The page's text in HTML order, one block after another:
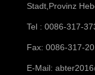
Stadt,Provinz
Tel : 0086-317-
Fax: 0086-317-
E-Mail: